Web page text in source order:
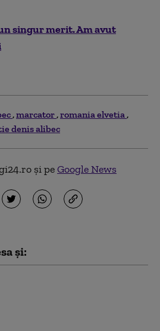
singur merit. Am avut
marcator romania elvetia
denis alibec
și peGoogle News
și: